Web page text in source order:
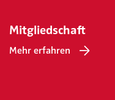
Mitgliedschaft
Mehr erfahren